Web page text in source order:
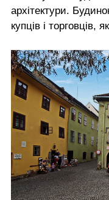
архітектури.
купців і торговців,